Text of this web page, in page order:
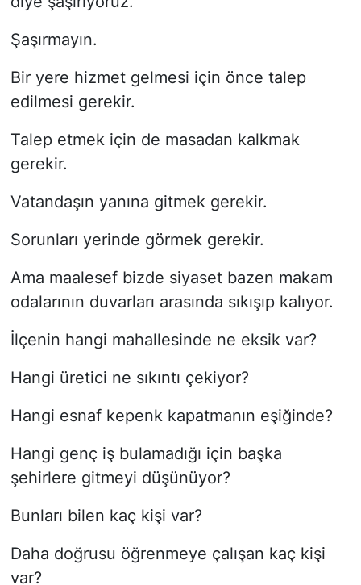
Şaşırmayın.
Bir yere hizmet gelmesi için önce talep
edilmesi gerekir.
Talep etmek için de masadan kalkmak
gerekir.
Vatandaşın yanına gitmek gerekir.
Sorunları yerinde görmek gerekir.
Ama maalesef bizde siyaset bazen makam
odalarının duvarları arasında sıkışıp kalıyor.
İlçenin hangi mahallesinde ne eksik var?
Hangi üretici ne sıkıntı çekiyor?
Hangi esnaf kepenk kapatmanın eşiğinde?
Hangi genç iş bulamadığı için başka
şehirlere gitmeyi düşünüyor?
Bunları bilen kaç kişi var?
Daha doğrusu öğrenmeye çalışan kaç kişi
var?